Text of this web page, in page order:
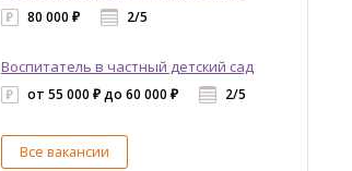
80 000 ₽ 2/5
Воспитатель в частный детский сад
от 55 000 ₽ до 60 000 ₽ 2/5
Все вакансии